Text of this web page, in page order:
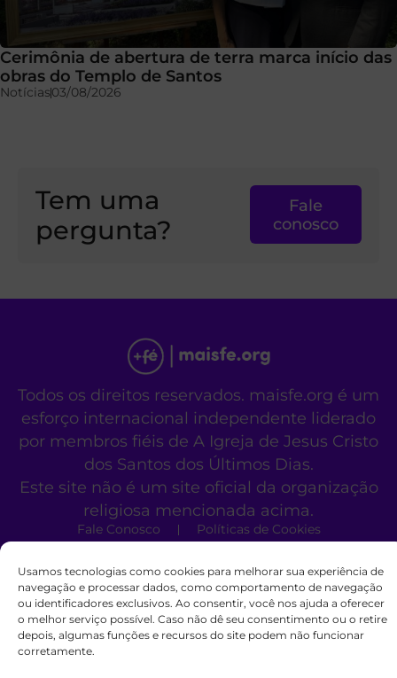
Usamos tecnologias como cookies para melhorar sua experiência de
navegação e processar dados, como comportamento de navegação
ou identificadores exclusivos. Ao consentir, você nos ajuda a oferecer
o melhor serviço possível. Caso não dê seu consentimento ou o retire
depois, algumas funções e recursos do site podem não funcionar
corretamente.
Cerimônia de abertura de terra marca início das
obras do Templo de Santos
Notícias03/08/2026
Tem uma
pergunta?
Fale
conosco
Todos os direitos reservados. maisfe.org é um
esforço internacional independente liderado
por membros fiéis de A Igreja de Jesus Cristo
dos Santos dos Últimos Dias.
Este site não é um site oficial da organização
religiosa mencionada acima.
Fale Conosco Políticas de Cookies